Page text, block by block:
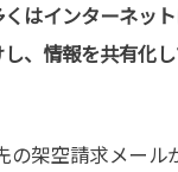
はインターネッ
、情報を共有化
架空請求メー